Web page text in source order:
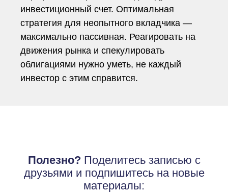
инвестиционный счет. Оптимальная
стратегия для неопытного вкладчика —
максимально пассивная. Реагировать на
движения рынка и спекулировать
облигациями нужно уметь, не каждый
инвестор с этим справится.
Полезно? Поделитесь записью с
друзьями и подпишитесь на новые
материалы: